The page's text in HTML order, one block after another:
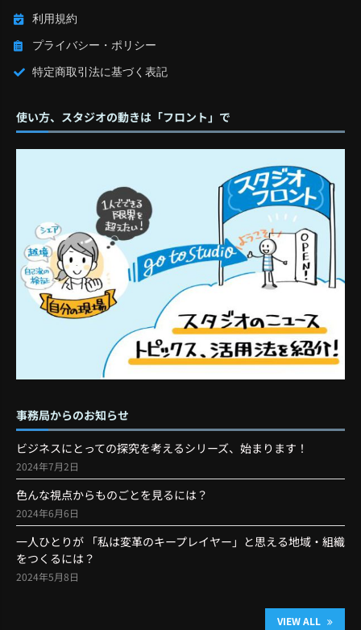
利用規約
プライバシー・ポリシー
特定商取引法に基づく表記
使い方、スタジオの動きは「フロント」で
事務局からのお知らせ
ビジネスにとっての探究を考えるシリーズ、始まります！
2024年7月2日
色んな視点からものごとを見るには？
2024年6月6日
一人ひとりが 「私は変革のキープレイヤー」と思える地域・組織
をつくるには？
2024年5月8日
VIEW ALL